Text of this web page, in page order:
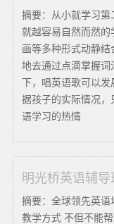
摘要：从小就学习
就越容易自然而然的
画等多种形式动静
地去通过点滴掌握词
下，唱英语歌可以发
据孩子的实际情况
语学习的热情
明光桥英语辅导
摘要：全球领先英语
教学方式 不但不能